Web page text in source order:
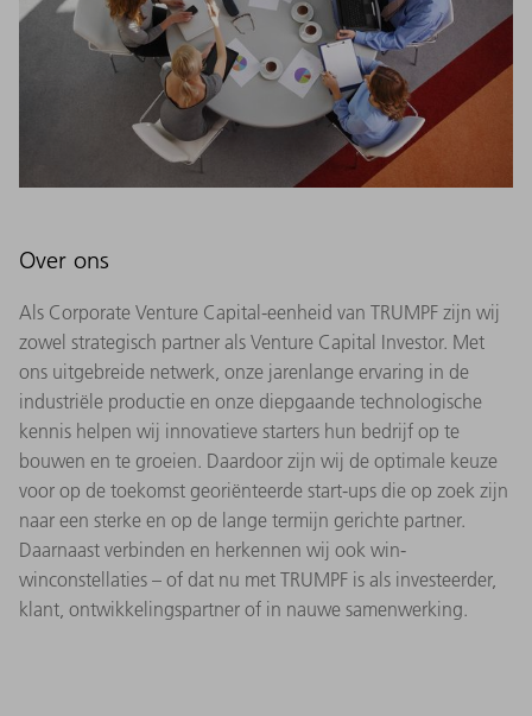
Over ons
Als Corporate Venture Capital-eenheid van TRUMPF zijn wij
zowel strategisch partner als Venture Capital Investor. Met
ons uitgebreide netwerk, onze jarenlange ervaring in de
industriële productie en onze diepgaande technologische
kennis helpen wij innovatieve starters hun bedrijf op te
bouwen en te groeien. Daardoor zijn wij de optimale keuze
voor op de toekomst georiënteerde start-ups die op zoek zijn
naar een sterke en op de lange termijn gerichte partner.
Daarnaast verbinden en herkennen wij ook win-
winconstellaties – of dat nu met TRUMPF is als investeerder,
klant, ontwikkelingspartner of in nauwe samenwerking.